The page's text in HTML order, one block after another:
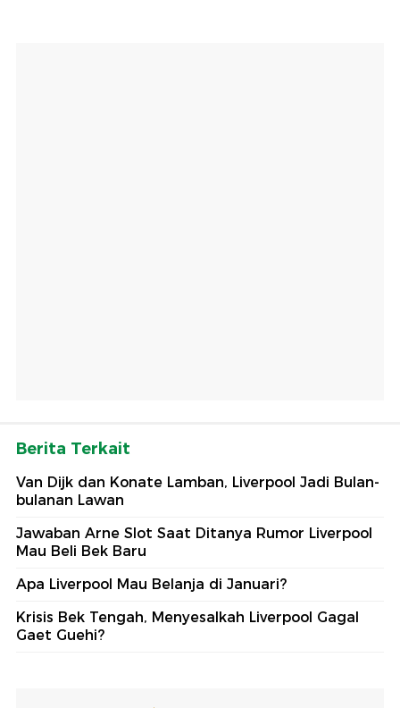
Berita Terkait
Van Dijk dan Konate Lamban, Liverpool Jadi Bulan-
bulanan Lawan
Jawaban Arne Slot Saat Ditanya Rumor Liverpool
Mau Beli Bek Baru
Apa Liverpool Mau Belanja di Januari?
Krisis Bek Tengah, Menyesalkah Liverpool Gagal
Gaet Guehi?